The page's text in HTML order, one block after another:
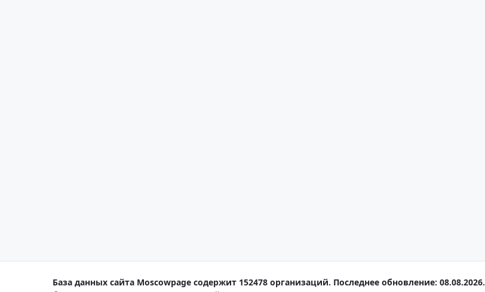
База данных сайта Moscowpage содержит 152478 организаций. Последнее обновление: 08.08.2026.